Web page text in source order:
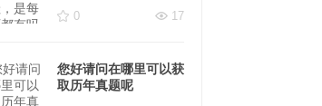
页有？
0 17
您好请问在哪里可以获
取历年真题呢